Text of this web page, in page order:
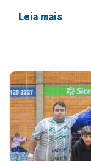
Leia mais